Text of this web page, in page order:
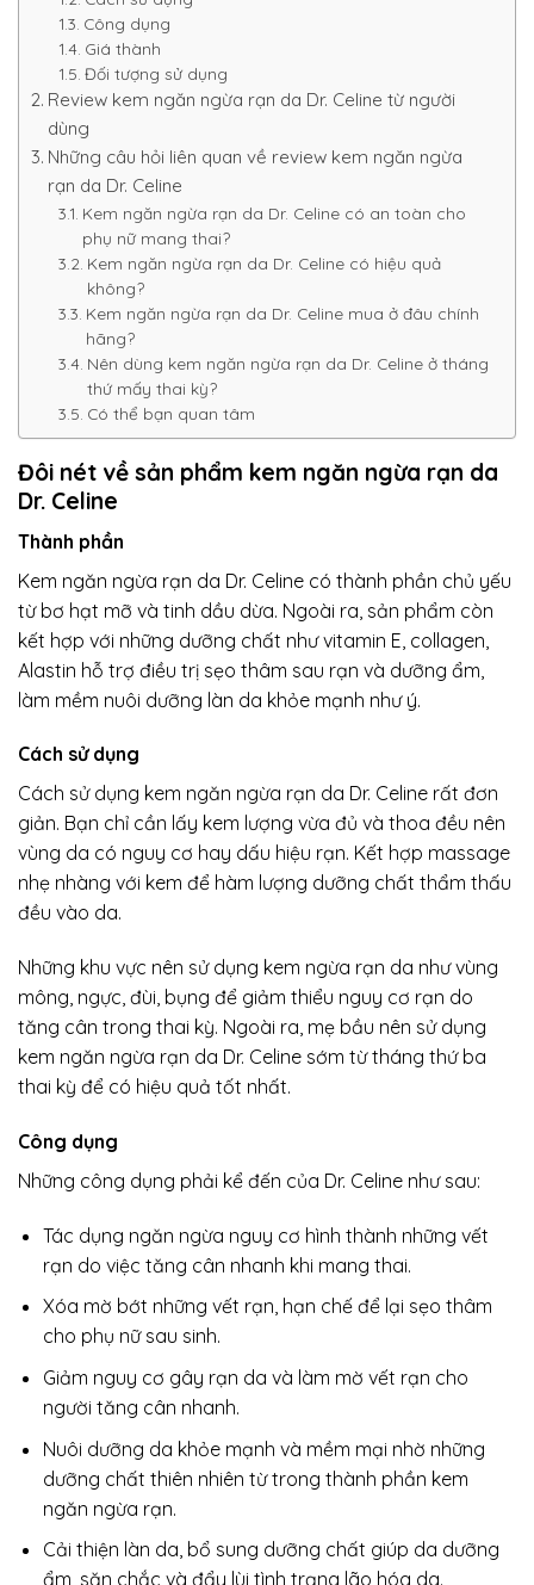
Công dụng
Giá thành
Đối tượng sử dụng
Review kem ngăn ngừa rạn da Dr. Celine từ người
dùng
Những câu hỏi liên quan về review kem ngăn ngừa
rạn da Dr. Celine
Kem ngăn ngừa rạn da Dr. Celine có an toàn cho
phụ nữ mang thai?
Kem ngăn ngừa rạn da Dr. Celine có hiệu quả
không?
Kem ngăn ngừa rạn da Dr. Celine mua ở đâu chính
hãng?
Nên dùng kem ngăn ngừa rạn da Dr. Celine ở tháng
thứ mấy thai kỳ?
Có thể bạn quan tâm
Đôi nét về sản phẩm kem ngăn ngừa rạn da
Dr. Celine
Thành phần
Kem ngăn ngừa rạn da Dr. Celine có thành phần chủ yếu
từ bơ hạt mỡ và tinh dầu dừa. Ngoài ra, sản phẩm còn
kết hợp với những dưỡng chất như vitamin E, collagen,
Alastin hỗ trợ điều trị sẹo thâm sau rạn và dưỡng ẩm,
làm mềm nuôi dưỡng làn da khỏe mạnh như ý.
Cách sử dụng
Cách sử dụng kem ngăn ngừa rạn da Dr. Celine rất đơn
giản. Bạn chỉ cần lấy kem lượng vừa đủ và thoa đều nên
vùng da có nguy cơ hay dấu hiệu rạn. Kết hợp massage
nhẹ nhàng với kem để hàm lượng dưỡng chất thẩm thấu
đều vào da.
Những khu vực nên sử dụng kem ngừa rạn da như vùng
mông, ngực, đùi, bụng để giảm thiểu nguy cơ rạn do
tăng cân trong thai kỳ. Ngoài ra, mẹ bầu nên sử dụng
kem ngăn ngừa rạn da Dr. Celine sớm từ tháng thứ ba
thai kỳ để có hiệu quả tốt nhất.
Công dụng
Những công dụng phải kể đến của Dr. Celine như sau:
Tác dụng ngăn ngừa nguy cơ hình thành những vết
rạn do việc tăng cân nhanh khi mang thai.
Xóa mờ bớt những vết rạn, hạn chế để lại sẹo thâm
cho phụ nữ sau sinh.
Giảm nguy cơ gây rạn da và làm mờ vết rạn cho
người tăng cân nhanh.
Nuôi dưỡng da khỏe mạnh và mềm mại nhờ những
dưỡng chất thiên nhiên từ trong thành phần kem
ngăn ngừa rạn.
Cải thiện làn da, bổ sung dưỡng chất giúp da dưỡng
ẩm, săn chắc và đẩy lùi tình trạng lão hóa da.